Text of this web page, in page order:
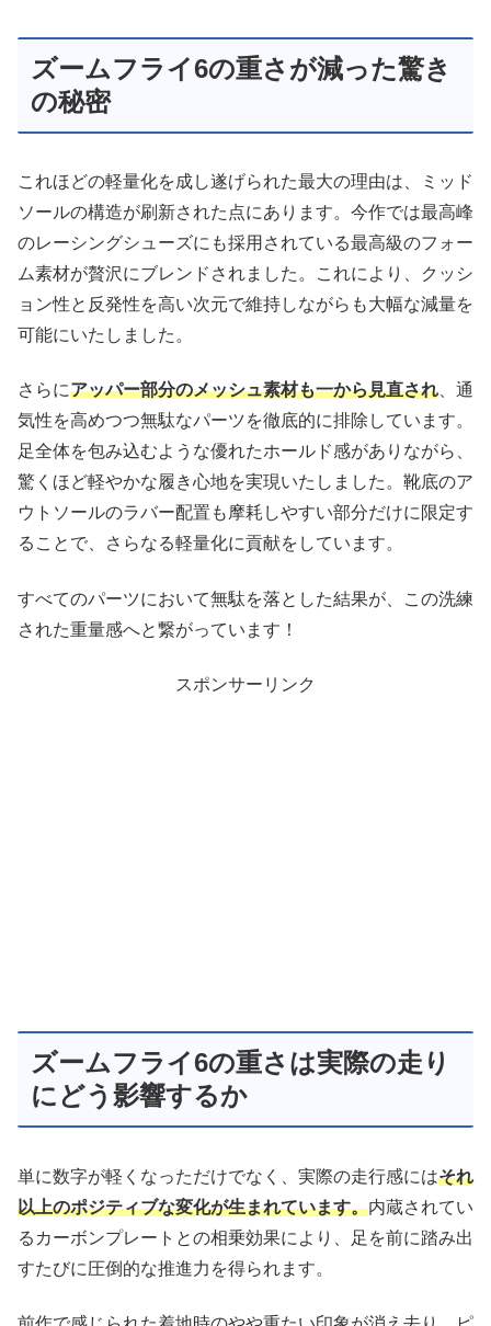
ズームフライ6の重さが減った驚き
の秘密
これほどの軽量化を成し遂げられた最大の理由は、ミッド
ソールの構造が刷新された点にあります。今作では最高峰
のレーシングシューズにも採用されている最高級のフォー
ム素材が贅沢にブレンドされました。これにより、クッシ
ョン性と反発性を高い次元で維持しながらも大幅な減量を
可能にいたしました。
さらにアッパー部分のメッシュ素材も一から見直され 、通
気性を高めつつ無駄なパーツを徹底的に排除しています。
足全体を包み込むような優れたホールド感がありながら、
驚くほど軽やかな履き心地を実現いたしました。靴底のア
ウトソールのラバー配置も摩耗しやすい部分だけに限定す
ることで、さらなる軽量化に貢献をしています。
すべてのパーツにおいて無駄を落とした結果が、この洗練
された重量感へと繋がっています！
スポンサーリンク
ズームフライ6の重さは実際の走り
にどう影響するか
単に数字が軽くなっただけでなく、実際の走行感にはそれ
以上のポジティブな変化が生まれています。内蔵されてい
るカーボンプレートとの相乗効果により、足を前に踏み出
すたびに圧倒的な推進力を得られます。